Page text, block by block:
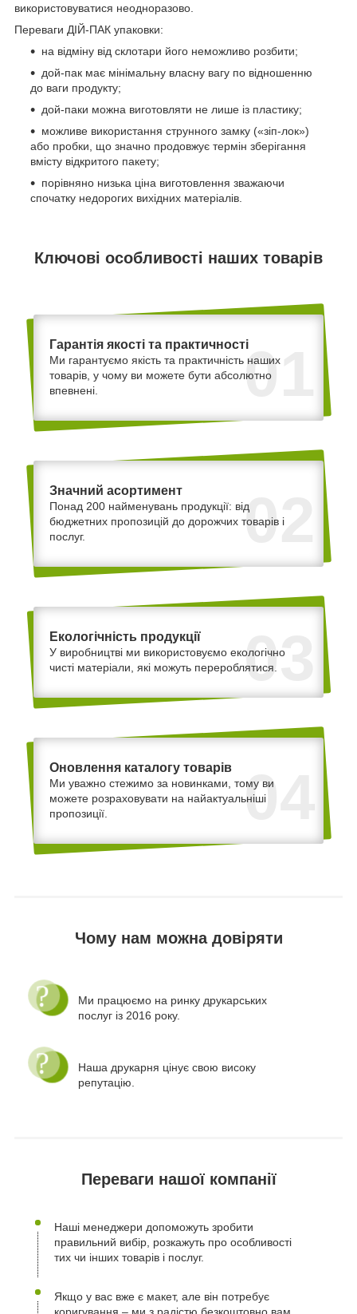
використовуватися неодноразово.
Переваги ДІЙ-ПАК упаковки:
на відміну від склотари його неможливо розбити;
дой-пак має мінімальну власну вагу по відношенню
до ваги продукту;
дой-паки можна виготовляти не лише із пластику;
можливе використання струнного замку («зіп-лок»)
або пробки, що значно продовжує термін зберігання
вмісту відкритого пакету;
порівняно низька ціна виготовлення зважаючи
спочатку недорогих вихідних матеріалів.
Ключові особливості наших товарів
01
Гарантія якості та практичності
Ми гарантуємо якість та практичність наших
товарів, у чому ви можете бути абсолютно
впевнені.
02
Значний асортимент
Понад 200 найменувань продукції: від
бюджетних пропозицій до дорожчих товарів і
послуг.
03
Екологічність продукції
У виробництві ми використовуємо екологічно
чисті матеріали, які можуть перероблятися.
04
Оновлення каталогу товарів
Ми уважно стежимо за новинками, тому ви
можете розраховувати на найактуальніші
пропозиції.
Чому нам можна довіряти
Ми працюємо на ринку друкарських
послуг із 2016 року.
Наша друкарня цінує свою високу
репутацію.
Переваги нашої компанії
Наші менеджери допоможуть зробити
правильний вибір, розкажуть про особливості
тих чи інших товарів і послуг.
Якщо у вас вже є макет, але він потребує